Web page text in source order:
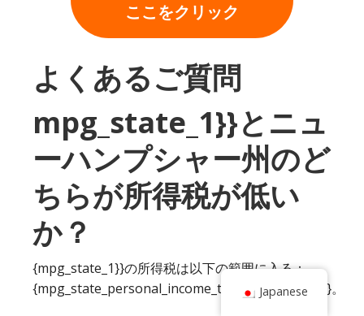
ここをクリック
よくあるご質問
mpg_state_1}}とニュ
ーハンプシャー州のど
ちらが所得税が低い
か？
{mpg_state_1}}の所得税は以下の範囲に入る：
{mpg_state_personal_income_tax_rate_range_1}}。
Japanese